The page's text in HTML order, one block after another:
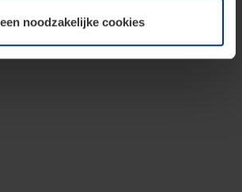
noodzakelijke cookies